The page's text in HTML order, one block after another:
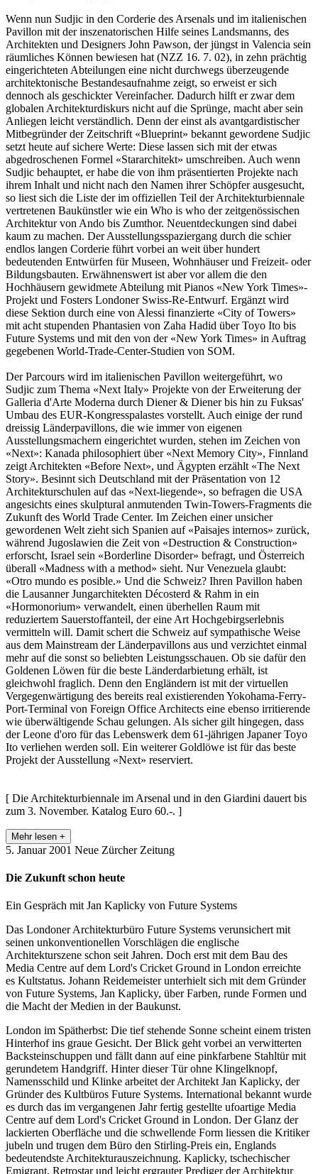
Wenn nun Sudjic in den Corderie des Arsenals und im italienischen
Pavillon mit der inszenatorischen Hilfe seines Landsmanns, des
Architekten und Designers John Pawson, der jüngst in Valencia sein
räumliches Können bewiesen hat (NZZ 16. 7. 02), in zehn prächtig
eingerichteten Abteilungen eine nicht durchwegs überzeugende
architektonische Bestandesaufnahme zeigt, so erweist er sich
dennoch als geschickter Vereinfacher. Dadurch hilft er zwar dem
globalen Architekturdiskurs nicht auf die Sprünge, macht aber sein
Anliegen leicht verständlich. Denn der einst als avantgardistischer
Mitbegründer der Zeitschrift «Blueprint» bekannt gewordene Sudjic
setzt heute auf sichere Werte: Diese lassen sich mit der etwas
abgedroschenen Formel «Stararchitekt» umschreiben. Auch wenn
Sudjic behauptet, er habe die von ihm präsentierten Projekte nach
ihrem Inhalt und nicht nach den Namen ihrer Schöpfer ausgesucht,
so liest sich die Liste der im offiziellen Teil der Architekturbiennale
vertretenen Baukünstler wie ein Who is who der zeitgenössischen
Architektur von Ando bis Zumthor. Neuentdeckungen sind dabei
kaum zu machen. Der Ausstellungsspaziergang durch die schier
endlos langen Corderie führt vorbei an weit über hundert
bedeutenden Entwürfen für Museen, Wohnhäuser und Freizeit- oder
Bildungsbauten. Erwähnenswert ist aber vor allem die den
Hochhäusern gewidmete Abteilung mit Pianos «New York Times»-
Projekt und Fosters Londoner Swiss-Re-Entwurf. Ergänzt wird
diese Sektion durch eine von Alessi finanzierte «City of Towers»
mit acht stupenden Phantasien von Zaha Hadid über Toyo Ito bis
Future Systems und mit den von der «New York Times» in Auftrag
gegebenen World-Trade-Center-Studien von SOM.
Der Parcours wird im italienischen Pavillon weitergeführt, wo
Sudjic zum Thema «Next Italy» Projekte von der Erweiterung der
Galleria d'Arte Moderna durch Diener & Diener bis hin zu Fuksas'
Umbau des EUR-Kongresspalastes vorstellt. Auch einige der rund
dreissig Länderpavillons, die wie immer von eigenen
Ausstellungsmachern eingerichtet wurden, stehen im Zeichen von
«Next»: Kanada philosophiert über «Next Memory City», Finnland
zeigt Architekten «Before Next», und Ägypten erzählt «The Next
Story». Besinnt sich Deutschland mit der Präsentation von 12
Architekturschulen auf das «Next-liegende», so befragen die USA
angesichts eines skulptural anmutenden Twin-Towers-Fragments die
Zukunft des World Trade Center. Im Zeichen einer unsicher
gewordenen Welt zieht sich Spanien auf «Paisajes internos» zurück,
während Jugoslawien die Zeit von «Destruction & Construction»
erforscht, Israel sein «Borderline Disorder» befragt, und Österreich
überall «Madness with a method» sieht. Nur Venezuela glaubt:
«Otro mundo es posible.» Und die Schweiz? Ihren Pavillon haben
die Lausanner Jungarchitekten Décosterd & Rahm in ein
«Hormonorium» verwandelt, einen überhellen Raum mit
reduziertem Sauerstoffanteil, der eine Art Hochgebirgserlebnis
vermitteln will. Damit schert die Schweiz auf sympathische Weise
aus dem Mainstream der Länderpavillons aus und verzichtet einmal
mehr auf die sonst so beliebten Leistungsschauen. Ob sie dafür den
Goldenen Löwen für die beste Länderdarbietung erhält, ist
gleichwohl fraglich. Denn den Engländern ist mit der virtuellen
Vergegenwärtigung des bereits real existierenden Yokohama-Ferry-
Port-Terminal von Foreign Office Architects eine ebenso irritierende
wie überwältigende Schau gelungen. Als sicher gilt hingegen, dass
der Leone d'oro für das Lebenswerk dem 61-jährigen Japaner Toyo
Ito verliehen werden soll. Ein weiterer Goldlöwe ist für das beste
Projekt der Ausstellung «Next» reserviert.
[ Die Architekturbiennale im Arsenal und in den Giardini dauert bis
zum 3. November. Katalog Euro 60.-. ]
Mehr lesen +
5. Januar 2001 Neue Zürcher Zeitung
Die Zukunft schon heute
Ein Gespräch mit Jan Kaplicky von Future Systems
Das Londoner Architekturbüro Future Systems verunsichert mit
seinen unkonventionellen Vorschlägen die englische
Architekturszene schon seit Jahren. Doch erst mit dem Bau des
Media Centre auf dem Lord's Cricket Ground in London erreichte
es Kultstatus. Johann Reidemeister unterhielt sich mit dem Gründer
von Future Systems, Jan Kaplicky, über Farben, runde Formen und
die Macht der Medien in der Baukunst.
London im Spätherbst: Die tief stehende Sonne scheint einem tristen
Hinterhof ins graue Gesicht. Der Blick geht vorbei an verwitterten
Backsteinschuppen und fällt dann auf eine pinkfarbene Stahltür mit
gerundetem Handgriff. Hinter dieser Tür ohne Klingelknopf,
Namensschild und Klinke arbeitet der Architekt Jan Kaplicky, der
Gründer des Kultbüros Future Systems. International bekannt wurde
es durch das im vergangenen Jahr fertig gestellte ufoartige Media
Centre auf dem Lord's Cricket Ground in London. Der Glanz der
lackierten Oberfläche und die schwellende Form liessen die Kritiker
jubeln und trugen dem Büro den Stirling-Preis ein, Englands
bedeutendste Architekturauszeichnung. Kaplicky, tschechischer
Emigrant, Retrostar und leicht ergrauter Prediger der Architektur